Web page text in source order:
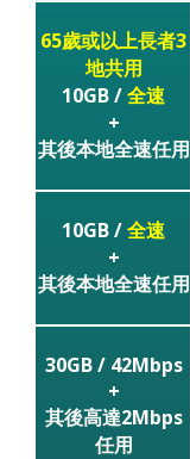
65歲或以上長者3
地共用
10GB /全速
+
其後本地全速任用
10GB /全速
+
其後本地全速任用
30GB / 42Mbps
+
其後高達2Mbps
任用